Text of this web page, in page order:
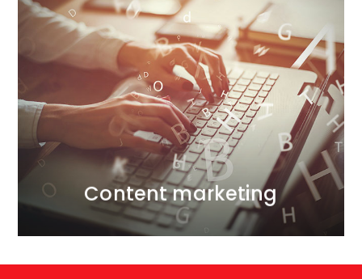
Content marketing
Content marketing
Budujemy przewagę strategiczną firm w oparciu o
marketing treści. W naszej agencji content
marketingowej skutecznie łączymy angażujące treści
z zaawansowaną technologią i analityką
dostarczając ponadprzeciętne efekty.
WIĘCEJ